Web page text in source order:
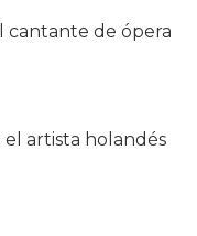
cantante de ópera
el artista holandés